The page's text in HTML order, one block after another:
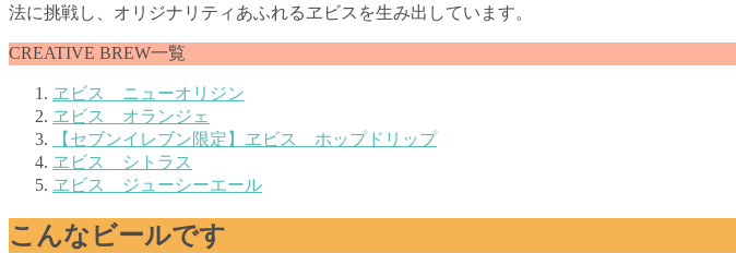
法に挑戦し、オリジナリティあふれるヱビスを生み出しています。
CREATIVE BREW一覧
ヱビス ニューオリジン
ヱビス オランジェ
【セブンイレブン限定】ヱビス ホップドリップ
ヱビス シトラス
ヱビス ジューシーエール
こんなビールです